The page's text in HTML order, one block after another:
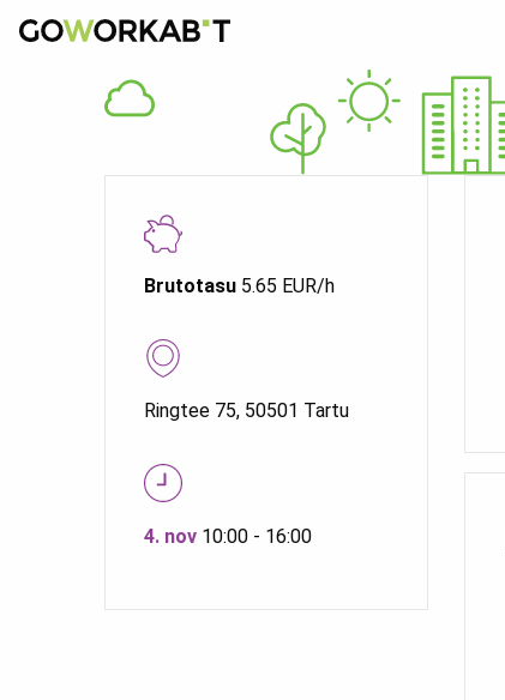
Brutotasu 5.65 EUR/h
Ringtee 75, 50501 Tartu
4. nov 10:00 - 16:00